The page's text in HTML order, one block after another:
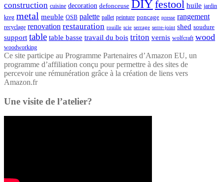
construction cuisine decoration defonceuse DIYfestool huile jardin
kreg metal meuble OSB palette pallet peinture poncage presse rangement
recyclage renovation restauration rouille scie serrage serre-joint shed soudure
support table table basse travail du bois triton vernis wolfcraft wood
woodworking
Ce site participe au Programme Partenaires d’Amazon EU, un
programme d’affiliation conçu pour permettre à des sites de
percevoir une rémunération grâce à la création de liens vers
Amazon.fr
Une visite de l’atelier?